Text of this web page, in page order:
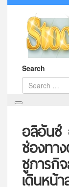
Search
อลิอันซ์
ช่องทา
ชูภารกิ
เดินหน้